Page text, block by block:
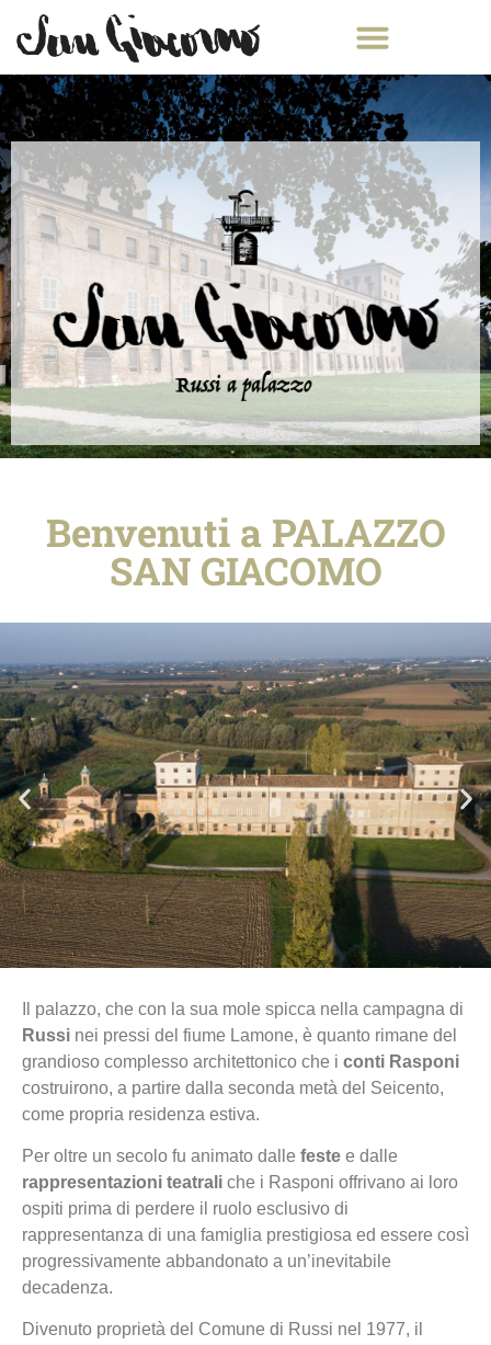
Benvenuti a PALAZZO
SAN GIACOMO
Il palazzo, che con la sua mole spicca nella campagna di
Russi nei pressi del fiume Lamone, è quanto rimane del
grandioso complesso architettonico che i conti Rasponi
costruirono, a partire dalla seconda metà del Seicento,
come propria residenza estiva.
Per oltre un secolo fu animato dalle feste e dalle
rappresentazioni teatrali che i Rasponi offrivano ai loro
ospiti prima di perdere il ruolo esclusivo di
rappresentanza di una famiglia prestigiosa ed essere così
progressivamente abbandonato a un’inevitabile
decadenza.
Divenuto proprietà del Comune di Russi nel 1977, il